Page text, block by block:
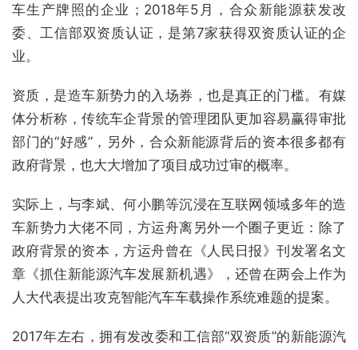
车生产牌照的企业；2018年5月，合众新能源获发改
委、工信部双资质认证，是第7家获得双资质认证的企
业。
资质，是造车新势力的入场券，也是真正的门槛。有媒
体分析称，传统车企背景的管理团队更加容易赢得审批
部门的“好感”，另外，合众新能源背后的资本很多都有
政府背景，也大大增加了项目成功过审的概率。
实际上，与李斌、何小鹏等沉浸在互联网领域多年的造
车新势力大佬不同，方运舟离另外一个圈子更近：除了
政府背景的资本，方运舟曾在《人民日报》刊发署名文
章《抓住新能源汽车发展新机遇》，还曾在两会上作为
人大代表提出攻克智能汽车车载操作系统难题的提案。
2017年左右，拥有发改委和工信部“双资质”的新能源汽